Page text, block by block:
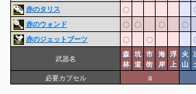
武器名
森
林
坑
道
市
街
海
岸
浮
上
火
山
必要カプセル
a
赤のタリス 〇
赤のウォンド
〇 〇 〇 〇
赤のジェットブーツ
〇 〇